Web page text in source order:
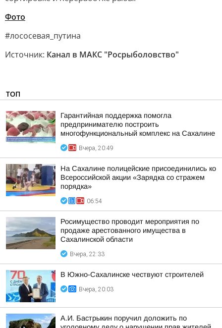
Фото
#лососевая_путина
Источник: Канал в МАКС "Росрыболовство"
ТОП
Гарантийная поддержка помогла
предпринимателю построить
многофункциональный комплекс на Сахалине
Вчера, 20:49
На Сахалине полицейские присоединились ко
Всероссийской акции «Зарядка со стражем
порядка»
06:54
Росимущество проводит мероприятия по
продаже арестованного имущества в
Сахалинской области
Вчера, 22:33
В Южно-Сахалинске чествуют строителей
Вчера, 20:03
А.И. Бастрыкин поручил доложить по